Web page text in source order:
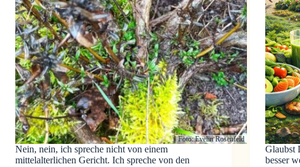
Foto: Evelin Rosenfeld
Nein, nein, ich spreche nicht von einem
mittelalterlichen Gericht. Ich spreche von den
Glaubst
besser